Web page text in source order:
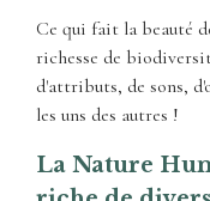
Ce qui fait la beauté
richesse de
d'attributs, de sons,
les uns des autres !
La Nature